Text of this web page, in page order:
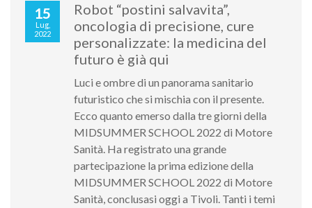
15
Lug,
2022
Robot “postini salvavita”,
oncologia di precisione, cure
personalizzate: la medicina del
futuro è già qui
Luci e ombre di un panorama sanitario
futuristico che si mischia con il presente.
Ecco quanto emerso dalla tre giorni della
MIDSUMMER SCHOOL 2022 di Motore
Sanità. Ha registrato una grande
partecipazione la prima edizione della
MIDSUMMER SCHOOL 2022 di Motore
Sanità, conclusasi oggi a Tivoli. Tanti i temi